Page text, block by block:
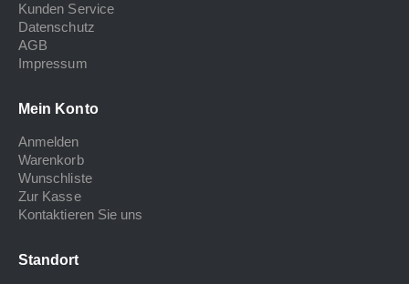
Kunden Service
Datenschutz
AGB
Impressum
Mein Konto
Anmelden
Warenkorb
Wunschliste
Zur Kasse
Kontaktieren Sie uns
Standort